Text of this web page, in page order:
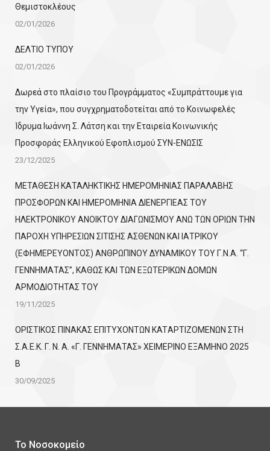
Θεμιστοκλέους
02/01/2026
ΔΕΛΤΙΟ ΤΥΠΟΥ
02/01/2026
Δωρεά στο πλαίσιο του Προγράμματος «Συμπράττουμε για
την Υγεία», που συγχρηματοδοτείται από το Κοινωφελές
Ίδρυμα Ιωάννη Σ. Λάτση και την Εταιρεία Κοινωνικής
Προσφοράς Ελληνικού Εφοπλισμού ΣΥΝ-ΕΝΩΣΙΣ
23/12/2025
ΜΕΤΑΘΕΣΗ ΚΑΤΑΛΗΚΤΙΚΗΣ ΗΜΕΡΟΜΗΝΙΑΣ ΠΑΡΑΛΑΒΗΣ
ΠΡΟΣΦΟΡΩΝ ΚΑΙ ΗΜΕΡΟΜΗΝΙΑ ΔΙΕΝΕΡΓΙΕΑΣ ΤΟΥ
ΗΛΕΚΤΡΟΝΙΚΟΥ ΑΝΟΙΚΤΟΥ ΔΙΑΓΩΝΙΣΜΟΥ ΑΝΩ ΤΩΝ ΟΡΙΩΝ ΤΗΝ
ΠΑΡΟΧΗ ΥΠΗΡΕΣΙΩΝ ΣΙΤΙΣΗΣ ΑΣΘΕΝΩΝ ΚΑΙ ΙΑΤΡΙΚΟΥ
(ΕΦΗΜΕΡΕΥΟΝΤΟΣ) ΑΝΘΡΩΠΙΝΟΥ ΔΥΝΑΜΙΚΟΥ ΤΟΥ Γ.Ν.Α. “Γ.
ΓΕΝΝΗΜΑΤΑΣ”, ΚΑΘΩΣ ΚΑΙ ΤΩΝ ΕΞΩΤΕΡΙΚΩΝ ΔΟΜΩΝ
ΑΡΜΟΔΙΟΤΗΤΑΣ ΤΟΥ
19/11/2025
ΟΡΙΣΤΙΚΟΣ ΠΙΝΑΚΑΣ ΕΠΙΤΥΧΟΝΤΩΝ KATΑΡΤΙΖΟΜΕΝΩΝ ΣΤΗ
Σ.Α.Ε.Κ. Γ. Ν. Α. «Γ. ΓΕΝΝΗΜΑΤΑΣ» ΧΕΙΜΕΡΙΝΟ ΕΞΑΜΗΝΟ 2025
Β
30/09/2025
Το Νοσοκομείο